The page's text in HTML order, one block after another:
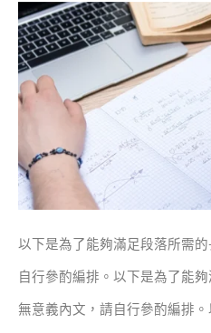
以下是為了能夠滿足段落所需
自行參酌編排。以下是為了能
無意義內文，請自行參酌編排